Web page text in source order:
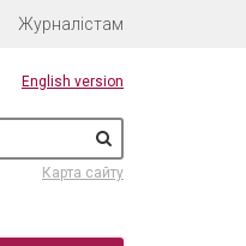
Журналістам
English version
Карта сайту